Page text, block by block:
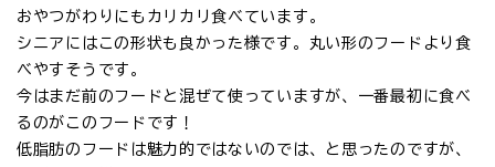
おやつがわりにもカリカリ食べています。
シニアにはこの形状も良かった様です。丸い形のフードより食
べやすそうです。
今はまだ前のフードと混ぜて使っていますが、一番最初に食べ
るのがこのフードです！
低脂肪のフードは魅力的ではないのでは、と思ったのですが、